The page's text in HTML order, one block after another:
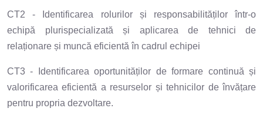
CT2 - Identificarea rolurilor și responsabilităților într-o
echipă plurispecializată și aplicarea de tehnici de
relaționare și muncă eficientă în cadrul echipei
CT3 - Identificarea oportunităților de formare continuă și
valorificarea eficientă a resurselor și tehnicilor de învățare
pentru propria dezvoltare.